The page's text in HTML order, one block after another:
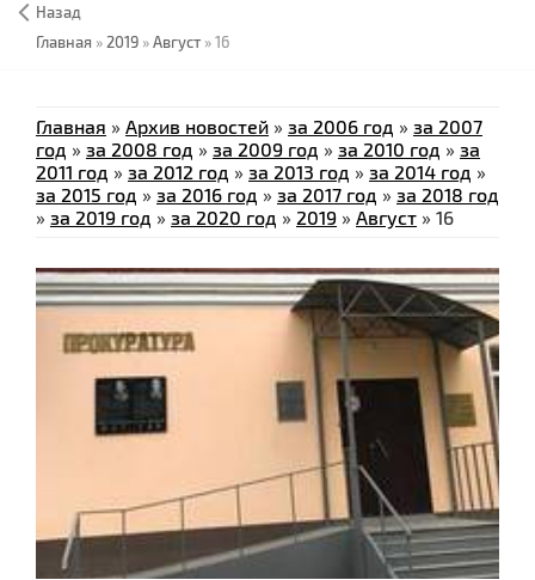
Назад
Главная » 2019 »Август »16
Главная » Архив новостей » за 2006 год » за 2007
год » за 2008 год » за 2009 год » за 2010 год » за
2011 год » за 2012 год » за 2013 год » за 2014 год »
за 2015 год » за 2016 год » за 2017 год » за 2018 год
» за 2019 год » за 2020 год » 2019 » Август » 16